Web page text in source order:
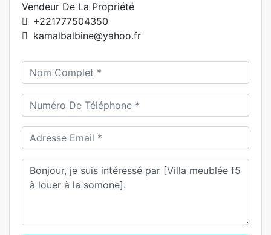
Vendeur De La Propriété
+221777504350
kamalbalbine@yahoo.fr